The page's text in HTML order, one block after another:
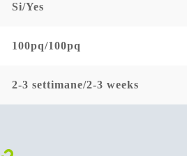
Si/Yes
100pq/100pq
2-3 settimane/2-3 weeks